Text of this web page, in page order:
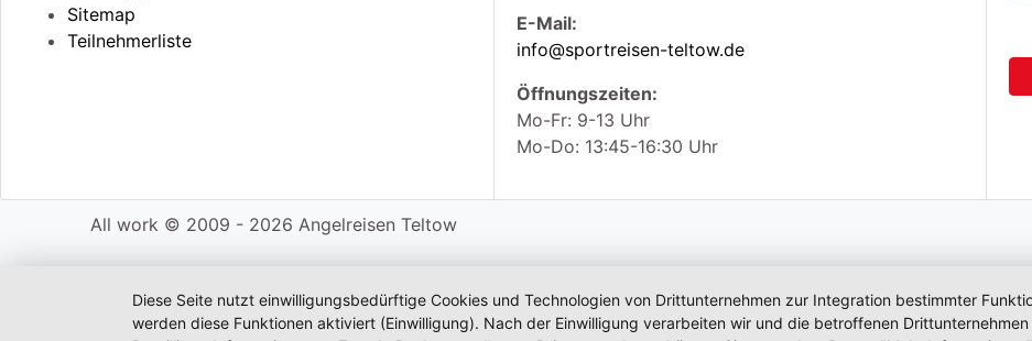
Sitemap
Teilnehmerliste
E-Mail:
info@sportreisen-teltow.de
Öffnungszeiten:
Mo-Fr: 9-13 Uhr
Mo-Do: 13:45-16:30 Uhr
All work © 2009 - 2026 Angelreisen Teltow
Diese Seite nutzt einwilligungsbedürftige Cookies und Technologien von Drittunternehmen zur Integration bestimmter
werden diese Funktionen aktiviert (Einwilligung). Nach der Einwilligung verarbeiten wir und die betroffenen